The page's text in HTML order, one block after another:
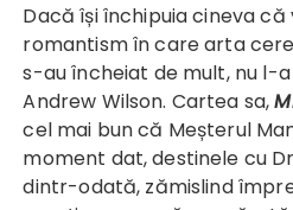
Dacă își închipuia cineva că vremurile pline de
romantism în care arta
s-au încheiat de mult, nu l-
Andrew Wilson. Cartea sa,
cel mai bun că Meșterul
moment dat, destinele cu
dintr-odată, zămislind